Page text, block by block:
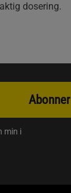
dosering.
min i
Abonner